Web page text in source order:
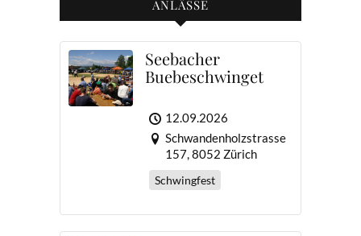
ANLÄSSE
Seebacher
Buebeschwinget
12.09.2026
Schwandenholzstrasse
157, 8052 Zürich
Schwingfest